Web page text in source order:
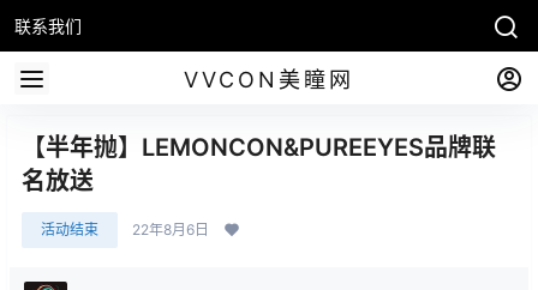
联系我们
VVCON美瞳网
【半年抛】LEMONCON&PUREEYES品牌联
名放送
活动结束 22年8月6日